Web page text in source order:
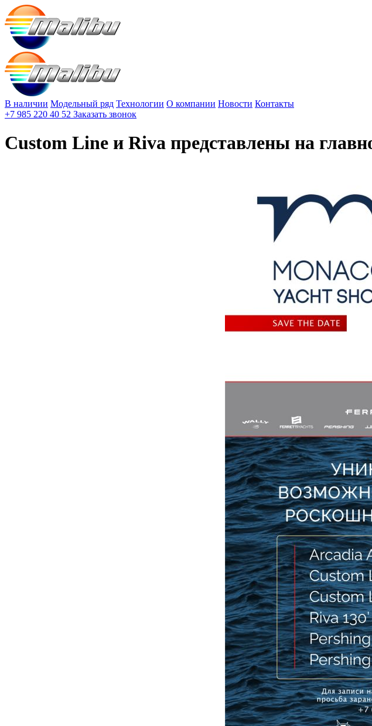
В наличии Модельный ряд Технологии О компании Новости Контакты
+7 985 220 40 52 Заказать звонок
Сustom Line и Riva представлены на